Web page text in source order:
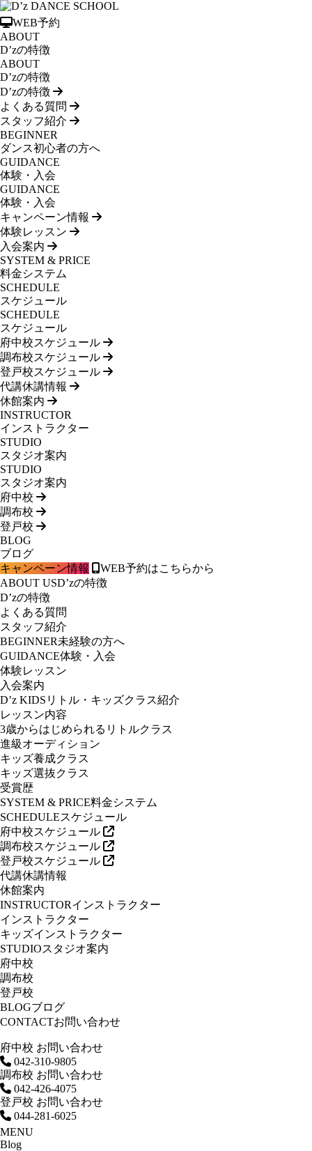
WEB予約
ABOUT
D’zの特徴
ABOUT
D’zの特徴
D’zの特徴
よくある質問
スタッフ紹介
BEGINNER
ダンス初心者の方へ
GUIDANCE
体験・入会
GUIDANCE
体験・入会
キャンペーン情報
体験レッスン
入会案内
SYSTEM & PRICE
料金システム
SCHEDULE
スケジュール
SCHEDULE
スケジュール
府中校スケジュール
調布校スケジュール
登戸校スケジュール
代講休講情報
休館案内
INSTRUCTOR
インストラクター
STUDIO
スタジオ案内
STUDIO
スタジオ案内
府中校
調布校
登戸校
BLOG
ブログ
キャンペーン情報
WEB予約はこちらから
ABOUT USD’zの特徴
D’zの特徴
よくある質問
スタッフ紹介
BEGINNER未経験の方へ
GUIDANCE体験・入会
体験レッスン
入会案内
D’z KIDS リトル・キッズクラス紹介
レッスン内容
3歳からはじめられるリトルクラス
進級オーディション
キッズ養成クラス
キッズ選抜クラス
受賞歴
SYSTEM & PRICE料金システム
SCHEDULEスケジュール
府中校スケジュール
調布校スケジュール
登戸校スケジュール
代講休講情報
休館案内
INSTRUCTORインストラクター
インストラクター
キッズインストラクター
STUDIOスタジオ案内
府中校
調布校
登戸校
BLOGブログ
CONTACTお問い合わせ
府中校 お問い合わせ
042-310-9805
調布校 お問い合わせ
042-426-4075
登戸校 お問い合わせ
044-281-6025
MENU
Blog